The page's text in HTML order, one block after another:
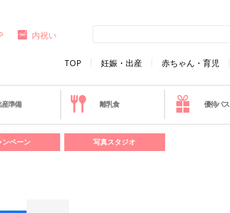
TOP 妊娠・出産 赤ちゃん・育児
内祝い
産準備 離乳食 優待パス
ンペーン 写真スタジオ